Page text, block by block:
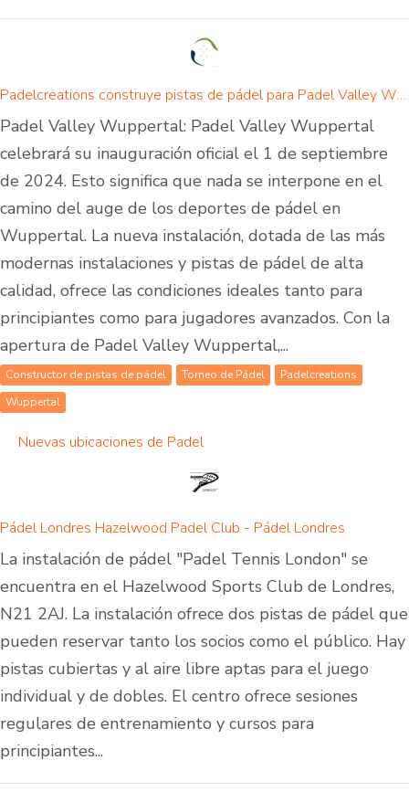
Padelcreations construye pistas de pádel para Padel Valley Wuppertal - inauguración el 01 de septiembre de 2024
Padel Valley Wuppertal: Padel Valley Wuppertal
celebrará su inauguración oficial el 1 de septiembre
de 2024. Esto significa que nada se interpone en el
camino del auge de los deportes de pádel en
Wuppertal. La nueva instalación, dotada de las más
modernas instalaciones y pistas de pádel de alta
calidad, ofrece las condiciones ideales tanto para
principiantes como para jugadores avanzados. Con la
apertura de Padel Valley Wuppertal,...
Constructor de pistas de pádel Torneo de Pádel
Padelcreations
Wuppertal
Nuevas ubicaciones de Padel
Pádel Londres Hazelwood Padel Club - Pádel Londres
La instalación de pádel "Padel Tennis London" se
encuentra en el Hazelwood Sports Club de Londres,
N21 2AJ. La instalación ofrece dos pistas de pádel que
pueden reservar tanto los socios como el público. Hay
pistas cubiertas y al aire libre aptas para el juego
individual y de dobles. El centro ofrece sesiones
regulares de entrenamiento y cursos para
principiantes...